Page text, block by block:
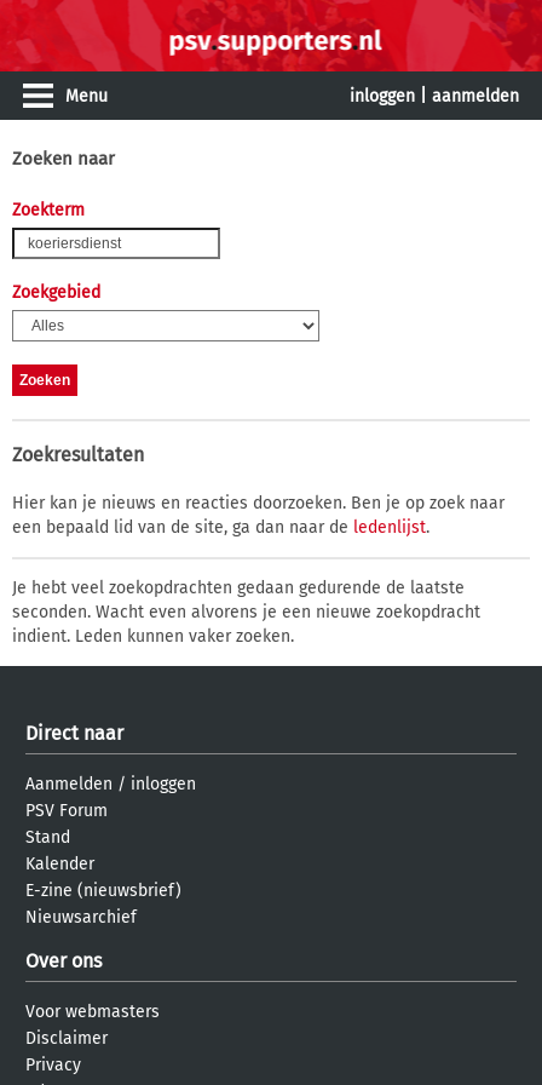
Menu inloggen aanmelden
Zoeken naar
Zoekterm
Zoekgebied
Zoekresultaten
Hier kan je nieuws en reacties doorzoeken. Ben je op zoek naar
een bepaald lid van de site, ga dan naar de ledenlijst.
Je hebt veel zoekopdrachten gedaan gedurende de laatste
seconden. Wacht even alvorens je een nieuwe zoekopdracht
indient. Leden kunnen vaker zoeken.
Direct naar
Aanmelden / inloggen
PSV Forum
Stand
Kalender
E-zine (nieuwsbrief)
Nieuwsarchief
Over ons
Voor webmasters
Disclaimer
Privacy